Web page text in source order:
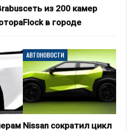
сеть из 200 камер
Flock в городе
АВТОНОВОСТИ
Nissan сократил цикл